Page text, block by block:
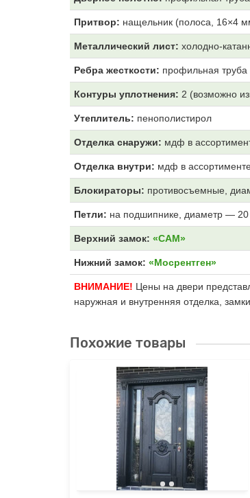
Притвор: нащельник (полоса, 16×4
Металлический лист: холодно-
Ребра жесткости: профильная
Контуры уплотнения: 2 (возможно
Утеплитель: пенополистирол
Отделка снаружи: мдф в
Отделка внутри: мдф в
Блокираторы: противосъемные,
Петли: на подшипнике, диаметр —
Верхний замок: «САМ»
Нижний замок: «Мосрентген»
ВНИМАНИЕ! Цены на двери
наружная и внутренняя отделка,
Похожие товары